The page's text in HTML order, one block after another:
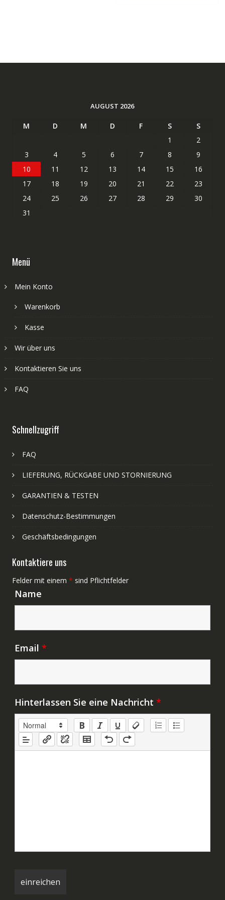
AUGUST 2026
M D M D F S
S
1
2
3
4 5 6 7 8
9
10
11 12 13 14 15
16
17
18 19 20 21 22
23
24
25 26 27 28 29
30
31
Menü
Mein Konto
Warenkorb
Kasse
Wir über uns
Kontaktieren Sie uns
FAQ
Schnellzugriff
FAQ
LIEFERUNG, RÜCKGABE UND STORNIERUNG
GARANTIEN & TESTEN
Datenschutz-Bestimmungen
Geschäftsbedingungen
Kontaktiere uns
Felder mit einem * sind Pflichtfelder
Name
Email *
Hinterlassen Sie eine Nachricht *